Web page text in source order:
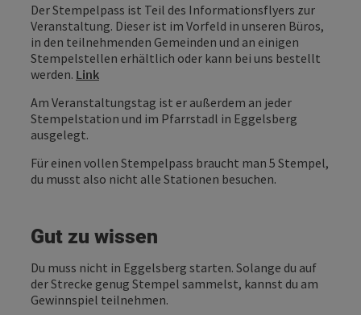
Der Stempelpass ist Teil des Informationsflyers zur
Veranstaltung. Dieser ist im Vorfeld in unseren Büros,
in den teilnehmenden Gemeinden und an einigen
Stempelstellen erhältlich oder kann bei uns bestellt
werden. Link
Am Veranstaltungstag ist er außerdem an jeder
Stempelstation und im Pfarrstadl in Eggelsberg
ausgelegt.
Für einen vollen Stempelpass braucht man 5 Stempel,
du musst also nicht alle Stationen besuchen.
Gut zu wissen
Du muss nicht in Eggelsberg starten. Solange du auf
der Strecke genug Stempel sammelst, kannst du am
Gewinnspiel teilnehmen.